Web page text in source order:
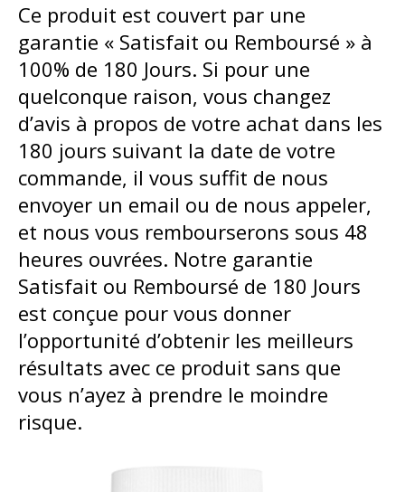
Ce produit est couvert par une
garantie « Satisfait ou Remboursé » à
100% de 180 Jours. Si pour une
quelconque raison, vous changez
d’avis à propos de votre achat dans les
180 jours suivant la date de votre
commande, il vous suffit de nous
envoyer un email ou de nous appeler,
et nous vous rembourserons sous 48
heures ouvrées. Notre garantie
Satisfait ou Remboursé de 180 Jours
est conçue pour vous donner
l’opportunité d’obtenir les meilleurs
résultats avec ce produit sans que
vous n’ayez à prendre le moindre
risque.